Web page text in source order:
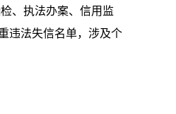
、执法办案、信用监
违法失信名单，涉及个